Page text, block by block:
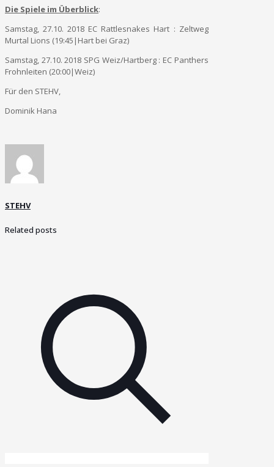
Die Spiele im Überblick:
Samstag, 27.10. 2018 EC Rattlesnakes Hart : Zeltweg
Murtal Lions (19:45|Hart bei Graz)
Samstag, 27.10. 2018 SPG Weiz/Hartberg : EC Panthers
Frohnleiten (20:00|Weiz)
Für den STEHV,
Dominik Hana
STEHV
Related posts